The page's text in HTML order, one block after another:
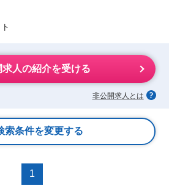
求人の紹介を受ける
非公開求人とは
索条件を変更する
1